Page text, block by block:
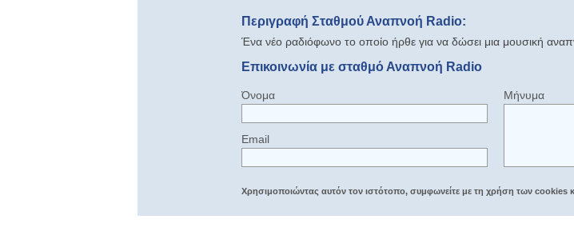
Περιγραφή Σταθμού Αναπνοή Radio:
Ένα νέο ραδιόφωνο το οποίο ήρθε για να δώσει μια μουσική
Επικοινωνία με σταθμό Αναπνοή Radio
Όνομα
Email
Μήνυμα
Χρησιμοποιώντας αυτόν τον ιστότοπο, συμφωνείτε με τη χρήση των cookies